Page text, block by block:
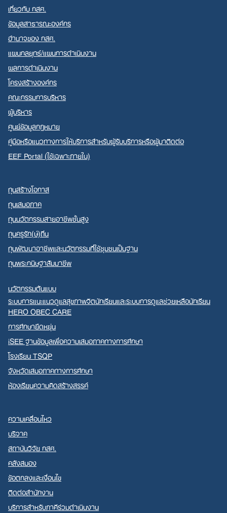
เกี่ยวกับ กสศ.
ข้อมูลสาธารณะองค์กร
อำนาจของ กสศ.
แผนกลยุทธ์/แผนการดำเนินงาน
ผลการดำเนินงาน
โครงสร้างองค์กร
คณะกรรมการบริหาร
ผู้บริหาร
ศูนย์ข้อมูลกฎหมาย
คู่มือหรือแนวทางการให้บริการสำหรับผู้รับบริการหรือผู้มาติดต่อ
EEF Portal (ใช้เฉพาะภายใน)
ทุนสร้างโอกาส
ทุนเสมอภาค
ทุนนวัตกรรมสายอาชีพชั้นสูง
ทุนครูรัก(ษ์)ถิ่น
ทุนพัฒนาอาชีพและนวัตกรรมที่ใช้ชุมชนเป็นฐาน
ทุนพระกนิษฐาสัมมาชีพ
นวัตกรรมต้นแบบ
ระบบการแนะแนวดูแลสุขภาพจิตนักเรียนและระบบการดูแลช่วยเหลือนักเรียน
HERO OBEC CARE
การศึกษายืดหยุ่น
iSEE ฐานข้อมูลเพื่อความเสมอภาคทางการศึกษา
โรงเรียน TSQP
จังหวัดเสมอภาคทางการศึกษา
ห้องเรียนความคิดสร้างสรรค์
ความเคลื่อนไหว
บริจาค
สถาบันวิจัย กสศ.
คลังสมอง
ข้อตกลงและเงื่อนไข
ติดต่อสำนักงาน
บริการสำหรับภาคีร่วมดำเนินงาน